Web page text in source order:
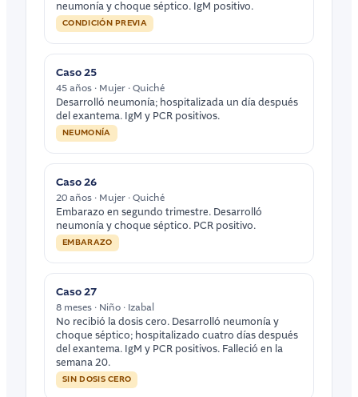
neumonía y choque séptico. IgM positivo.
CONDICIÓN PREVIA
Caso 25
45 años · Mujer · Quiché
Desarrolló neumonía; hospitalizada un día después
del exantema. IgM y PCR positivos.
NEUMONÍA
Caso 26
20 años · Mujer · Quiché
Embarazo en segundo trimestre. Desarrolló
neumonía y choque séptico. PCR positivo.
EMBARAZO
Caso 27
8 meses · Niño · Izabal
No recibió la dosis cero. Desarrolló neumonía y
choque séptico; hospitalizado cuatro días después
del exantema. IgM y PCR positivos. Falleció en la
semana 20.
SIN DOSIS CERO